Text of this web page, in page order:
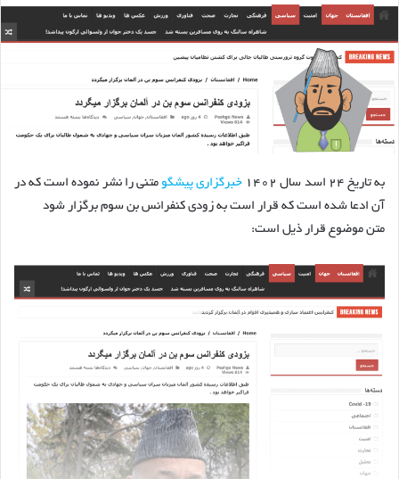
به تاریخ ۲۴ اسد سال ۱۴۰۲ خبرگزاری پیشگو متنی را نشر نموده است که در
آن ادعا شده است که قرار است به زودی کنفرانس بن سوم برگزار شود
متن موضوع قرار ذیل است: